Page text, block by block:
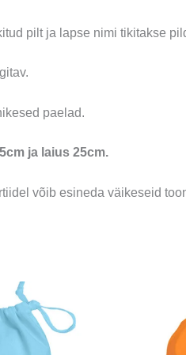
pilt ja lapse nimi tikitakse
paelad.
ja laius 25cm.
võib esineda väikeseid